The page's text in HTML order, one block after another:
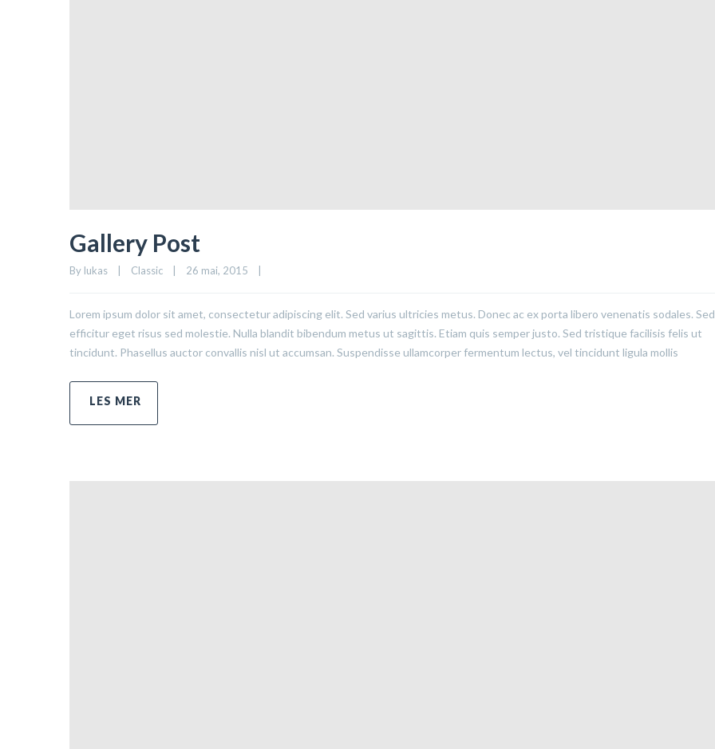
Gallery Post
By lukas Classic 26 mai, 2015
Lorem ipsum dolor sit amet, consectetur adipiscing elit. Sed varius ultricies metus. Donec ac ex porta libero venenatis sodales. Sed
efficitur eget risus sed molestie. Nulla blandit bibendum metus ut sagittis. Etiam quis semper justo. Sed tristique facilisis felis ut
tincidunt. Phasellus auctor convallis nisl ut accumsan. Suspendisse ullamcorper fermentum lectus, vel tincidunt ligula mollis